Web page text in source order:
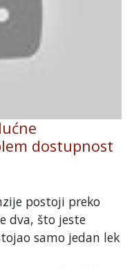
dostupnost
postoji preko
dva, što jeste
samo jedan lek